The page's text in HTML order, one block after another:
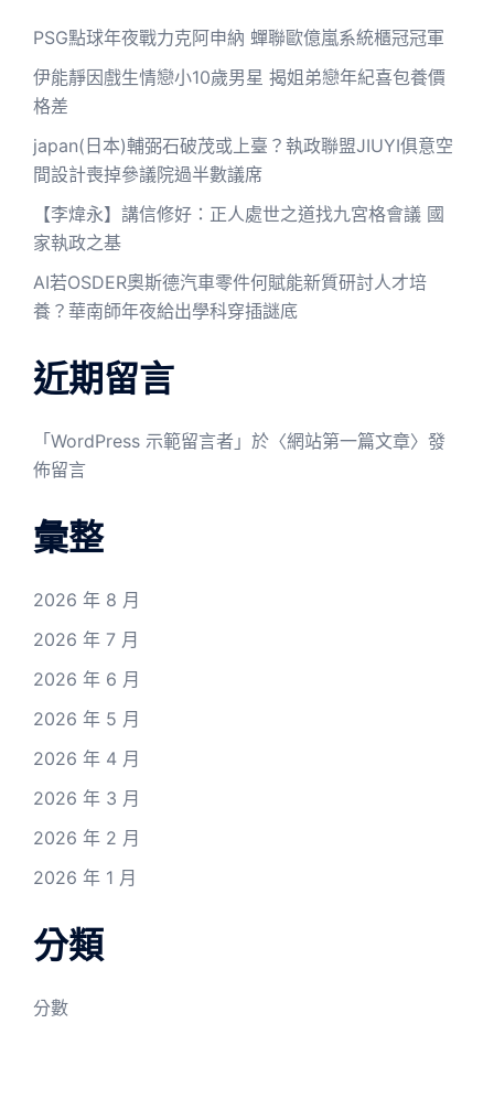
PSG點球年夜戰力克阿申納 蟬聯歐億嵐系統櫃冠冠軍
伊能靜因戲生情戀小10歲男星 揭姐弟戀年紀喜包養價
格差
japan(日本)輔弼石破茂或上臺？執政聯盟JIUYI俱意空
間設計喪掉參議院過半數議席
【李煒永】講信修好：正人處世之道找九宮格會議 國
家執政之基
AI若OSDER奧斯德汽車零件何賦能新質研討人才培
養？華南師年夜給出學科穿插謎底
近期留言
「 WordPress 示範留言者 」於〈網站第一篇文章〉發
佈留言
彙整
2026 年 8 月
2026 年 7 月
2026 年 6 月
2026 年 5 月
2026 年 4 月
2026 年 3 月
2026 年 2 月
2026 年 1 月
分類
分數